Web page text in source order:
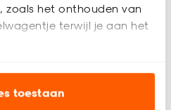
zoals het onthouden van
terwijl je aan het
helpen ons de
voor jou en al onze andere
toestaan
Bezorgen 5 weken